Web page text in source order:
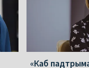
«Каб